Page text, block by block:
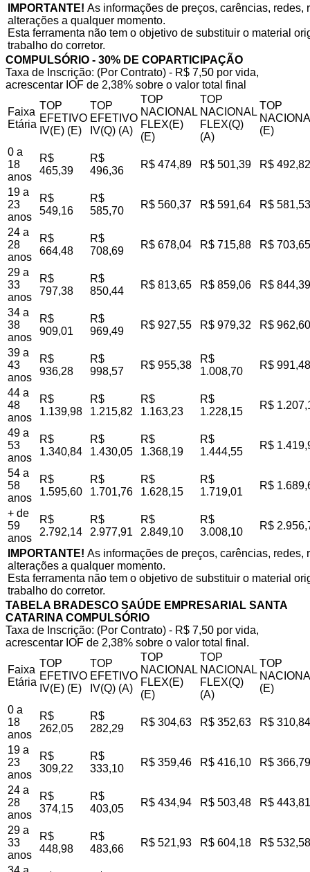
IMPORTANTE! As informações de preços, carências,
alterações a qualquer momento.
Esta ferramenta não tem o objetivo de substituir o material
trabalho do corretor.
COMPULSÓRIO - 30% DE COPARTICIPAÇÃO
Taxa de Inscrição: (Por Contrato) - R$ 7,50 por vida,
acrescentar IOF de 2,38% sobre o valor total final
Faixa
Etária
TOP
EFETIVO
IV(E) (E)
TOP
EFETIVO
IV(Q) (A)
TOP
NACIONAL
FLEX(E)
(E)
TOP
NACIONAL
FLEX(Q)
(A)
TOP
(E)
0 a
18
anos
R$
465,39
R$
496,36
R$ 474,89 R$ 501,39 R$ 492,82
19 a
23
anos
R$
549,16
R$
585,70
R$ 560,37 R$ 591,64 R$ 581,53
24 a
28
anos
R$
664,48
R$
708,69
R$ 678,04 R$ 715,88 R$ 703,65
29 a
33
anos
R$
797,38
R$
850,44
R$ 813,65 R$ 859,06 R$ 844,39
34 a
38
anos
R$
909,01
R$
969,49
R$ 927,55 R$ 979,32 R$ 962,60
39 a
43
anos
R$
936,28
R$
998,57
R$ 955,38
R$
1.008,70
R$ 991,48
44 a
48
anos
R$
1.139,98
R$
1.215,82
R$
1.163,23
R$
1.228,15
R$
49 a
53
anos
R$
1.340,84
R$
1.430,05
R$
1.368,19
R$
1.444,55
R$
54 a
58
anos
R$
1.595,60
R$
1.701,76
R$
1.628,15
R$
1.719,01
R$
+ de
59
anos
R$
2.792,14
R$
2.977,91
R$
2.849,10
R$
3.008,10
R$
IMPORTANTE! As informações de preços, carências,
alterações a qualquer momento.
Esta ferramenta não tem o objetivo de substituir o material
trabalho do corretor.
TABELA BRADESCO SAÚDE EMPRESARIAL SANTA
CATARINA COMPULSÓRIO
Taxa de Inscrição: (Por Contrato) - R$ 7,50 por vida,
acrescentar IOF de 2,38% sobre o valor total final.
Faixa
Etária
TOP
EFETIVO
IV(E) (E)
TOP
EFETIVO
IV(Q) (A)
TOP
NACIONAL
FLEX(E)
(E)
TOP
NACIONAL
FLEX(Q)
(A)
TOP
(E)
0 a
18
anos
R$
262,05
R$
282,29
R$ 304,63 R$ 352,63 R$ 310,84
19 a
23
anos
R$
309,22
R$
333,10
R$ 359,46 R$ 416,10 R$ 366,79
24 a
28
anos
R$
374,15
R$
403,05
R$ 434,94 R$ 503,48 R$ 443,81
29 a
33
anos
R$
448,98
R$
483,66
R$ 521,93 R$ 604,18 R$ 532,58